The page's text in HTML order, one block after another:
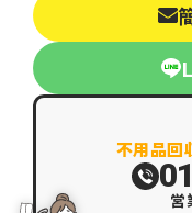
不用品回
営